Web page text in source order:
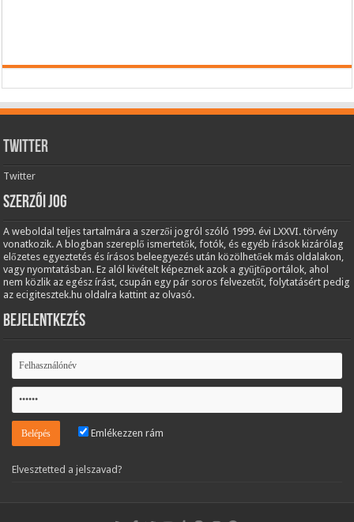
Twitter
Twitter
Szerzői jog
A weboldal teljes tartalmára a szerzői jogról szóló 1999. évi LXXVI. törvény
vonatkozik. A blogban szereplő ismertetők, fotók, és egyéb írások kizárólag
előzetes egyeztetés és írásos beleegyezés után közölhetőek más oldalakon,
vagy nyomtatásban. Ez alól kivételt képeznek azok a gyűjtőportálok, ahol
nem közlik az egész írást, csupán egy pár soros felvezetőt, folytatásért pedig
az ecigitesztek.hu oldalra kattint az olvasó.
Bejelentkezés
Emlékezzen rám
Elvesztetted a jelszavad?